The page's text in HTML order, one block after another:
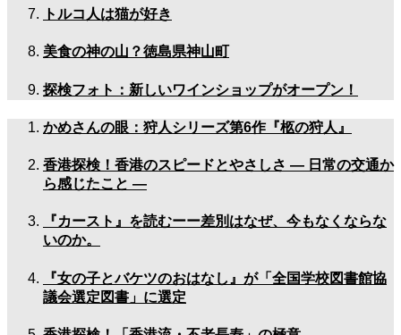
トルコ人は猫が好き
美食の神の山？徳島県神山町
探検フォト：新しいワインショップがオープン！
かめさんの眼：狩人シリーズ第6作『柩の狩人』
香港探検！香港のスピードとやさしさ — 日常の交通か
ら感じたこと —
『カースト』を読むーー差別はなぜ、今もなくならな
いのか。
『女の子とバケツのおはなし』が「全国学校図書館協
議会選定図書」に選定